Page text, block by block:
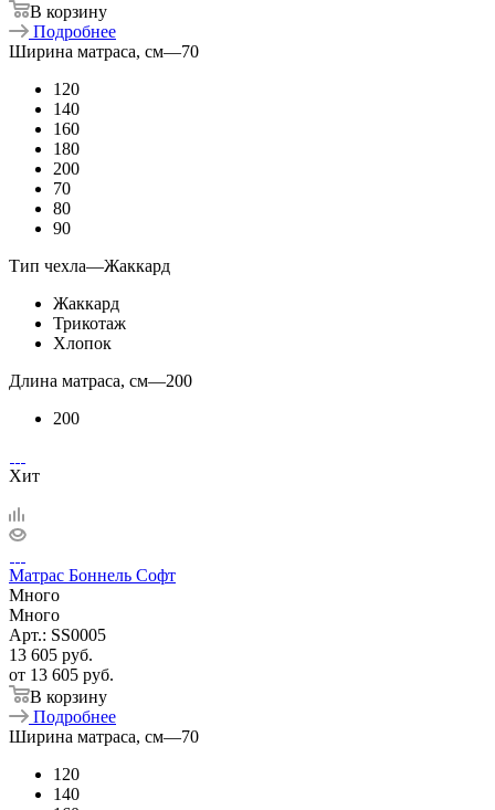
В корзину
Подробнее
Ширина матраса, см—70
120
140
160
180
200
70
80
90
Тип чехла—Жаккард
Жаккард
Трикотаж
Хлопок
Длина матраса, см—200
200
Хит
Матрас Боннель Софт
Много
Много
Арт.: SS0005
13 605 руб.
от 13 605 руб.
В корзину
Подробнее
Ширина матраса, см—70
120
140